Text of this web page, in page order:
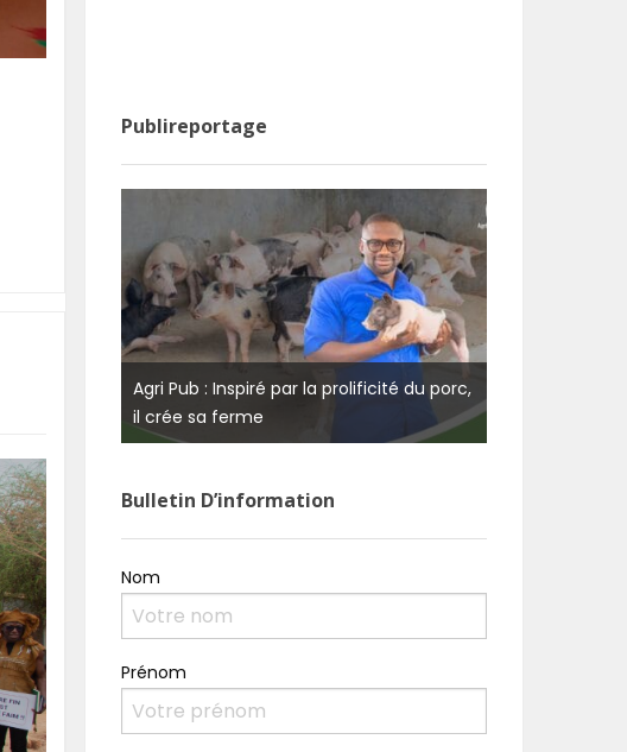
Publireportage
Agri Pub : Inspiré par la prolificité du porc,
il crée sa ferme
Bulletin D’information
Nom
Prénom